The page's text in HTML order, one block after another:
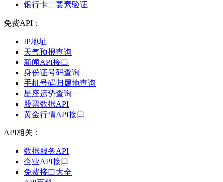
银行卡二要素验证
免费API：
IP地址
天气预报查询
新闻API接口
身份证号码查询
手机号码归属地查询
星座运势查询
股票数据API
黄金行情API接口
API相关：
数据服务API
企业API接口
免费接口大全